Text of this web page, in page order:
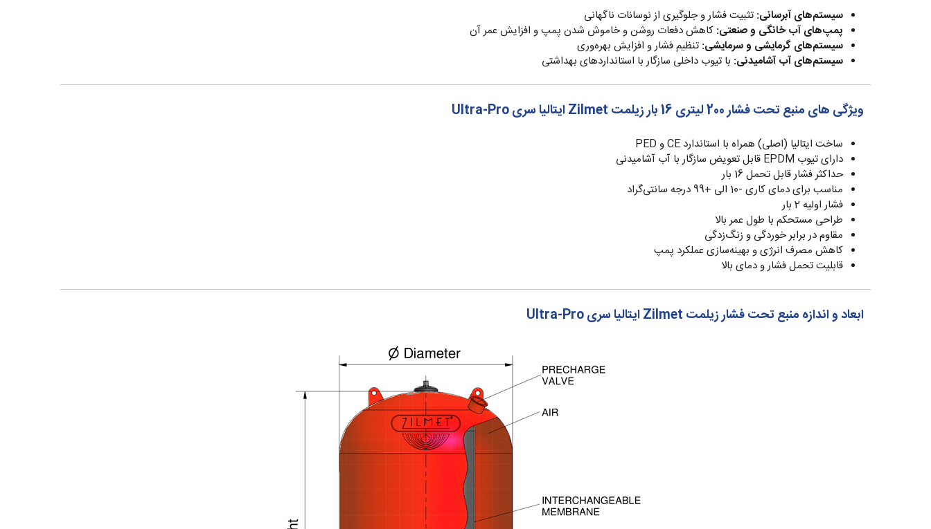
سیستم‌های آبرسانی: تثبیت فشار و جلوگیری از نوسانات ناگهانی
پمپ‌های آب خانگی و صنعتی: کاهش دفعات روشن و خاموش شدن پمپ و افزایش عمر آن
سیستم‌های گرمایشی و سرمایشی: تنظیم فشار و افزایش بهره‌وری
سیستم‌های آب آشامیدنی: با تیوب داخلی سازگار با استانداردهای بهداشتی
ویژگی های منبع تحت فشار 200 لیتری 16 بار زیلمت Zilmet ایتالیا سری Ultra-Pro
ساخت ایتالیا (اصلی) همراه با استاندارد CE و PED
دارای تیوب EPDM قابل تعویض سازگار با آب آشامیدنی
حداکثر فشار قابل تحمل 16 بار
مناسب برای دمای کاری -10 الی +99 درجه سانتی‌گراد
فشار اولیه 2 بار
طراحی مستحکم با طول عمر بالا
مقاوم در برابر خوردگی و زنگ‌زدگی
کاهش مصرف انرژی و بهینه‌سازی عملکرد پمپ
قابلیت تحمل فشار و دمای بالا
ابعاد و اندازه منبع تحت فشار زیلمت Zilmet ایتالیا سری Ultra-Pro